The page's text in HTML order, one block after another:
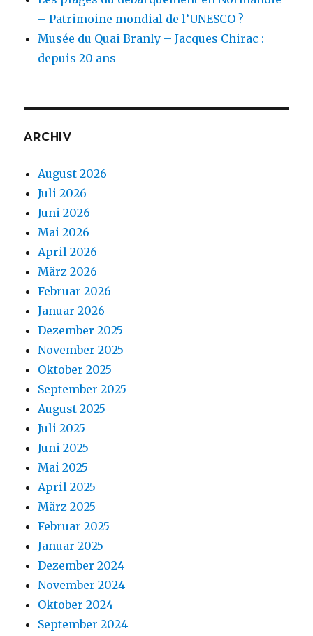
– Patrimoine mondial de l’UNESCO ?
Musée du Quai Branly – Jacques Chirac :
depuis 20 ans
ARCHIV
August 2026
Juli 2026
Juni 2026
Mai 2026
April 2026
März 2026
Februar 2026
Januar 2026
Dezember 2025
November 2025
Oktober 2025
September 2025
August 2025
Juli 2025
Juni 2025
Mai 2025
April 2025
März 2025
Februar 2025
Januar 2025
Dezember 2024
November 2024
Oktober 2024
September 2024